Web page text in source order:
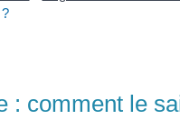
: comment le